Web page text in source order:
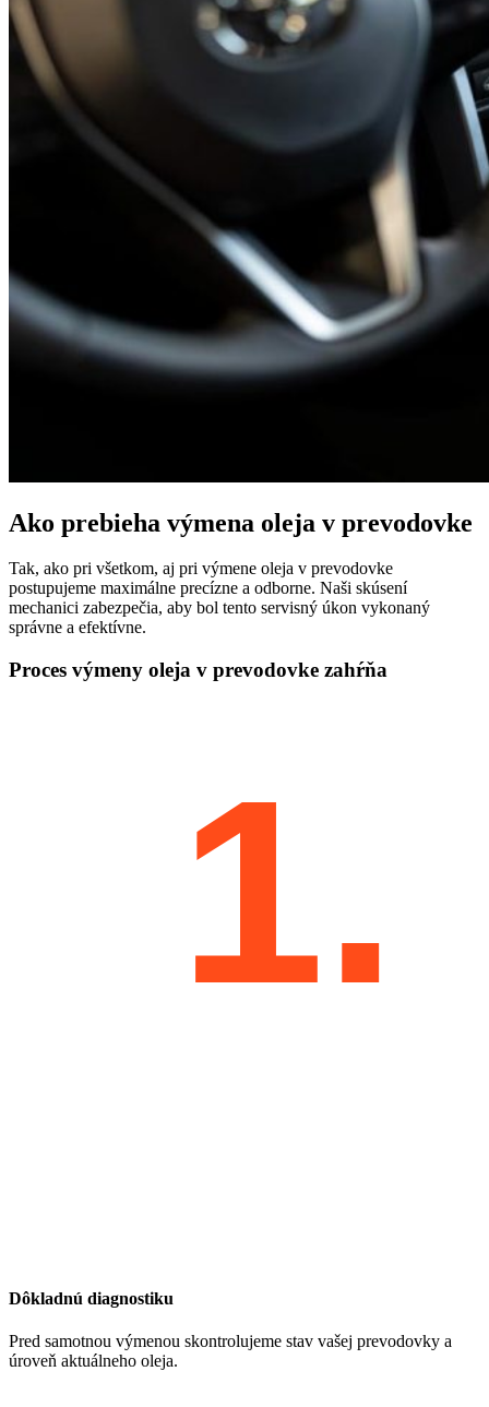
Ako prebieha výmena oleja v prevodovke
Tak, ako pri všetkom, aj pri výmene oleja v prevodovke
postupujeme maximálne precízne a odborne. Naši skúsení
mechanici zabezpečia, aby bol tento servisný úkon vykonaný
správne a efektívne.
Proces výmeny oleja v prevodovke zahŕňa
1.
Dôkladnú diagnostiku
Pred samotnou výmenou skontrolujeme stav vašej prevodovky a
úroveň aktuálneho oleja.